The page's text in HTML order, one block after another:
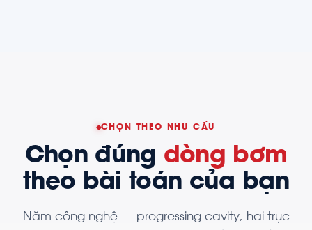
CHỌN THEO NHU CẦU
Chọn đúng dòng bơm
theo bài toán của bạn
Năm công nghệ — progressing cavity, hai trục